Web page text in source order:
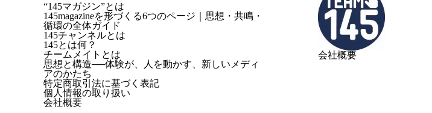
“145マガジン”とは
145magazineを形づくる6つのページ｜思想・共鳴・
循環の全体ガイド
145チャンネルとは
145とは何？
チームメイトとは
思想と構造──体験が、人を動かす、新しいメディ
アのかたち
特定商取引法に基づく表記
個人情報の取り扱い
会社概要
会社概要